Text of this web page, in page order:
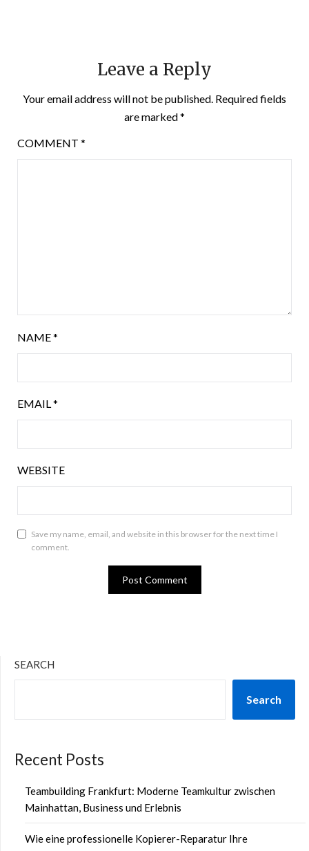
Leave a Reply
Your email address will not be published. Required fields
are marked*
COMMENT *
NAME*
EMAIL*
WEBSITE
Save my name, email, and website in this browser for the next time I
comment.
SEARCH
Search
Recent Posts
Teambuilding Frankfurt: Moderne Teamkultur zwischen
Mainhattan, Business und Erlebnis
Wie eine professionelle Kopierer-Reparatur Ihre